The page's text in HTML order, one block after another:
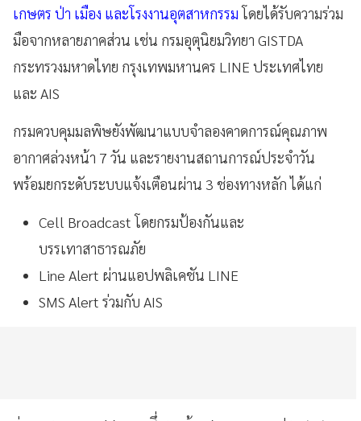
เกษตร ป่า เมือง และโรงงานอุตสาหกรรมโดยได้รับความร่วม
มือจากหลายภาคส่วน เช่น กรมอุตุนิยมวิทยา GISTDA
กระทรวงมหาดไทย กรุงเทพมหานคร LINE ประเทศไทย
และ AIS
กรมควบคุมมลพิษยังพัฒนาแบบจำลองคาดการณ์คุณภาพ
อากาศล่วงหน้า 7 วัน และรายงานสถานการณ์ประจำวัน
พร้อมยกระดับระบบแจ้งเตือนผ่าน 3 ช่องทางหลัก ได้แก่
Cell Broadcast โดยกรมป้องกันและ
บรรเทาสาธารณภัย
Line Alert ผ่านแอปพลิเคชัน LINE
SMS Alert ร่วมกับ AIS